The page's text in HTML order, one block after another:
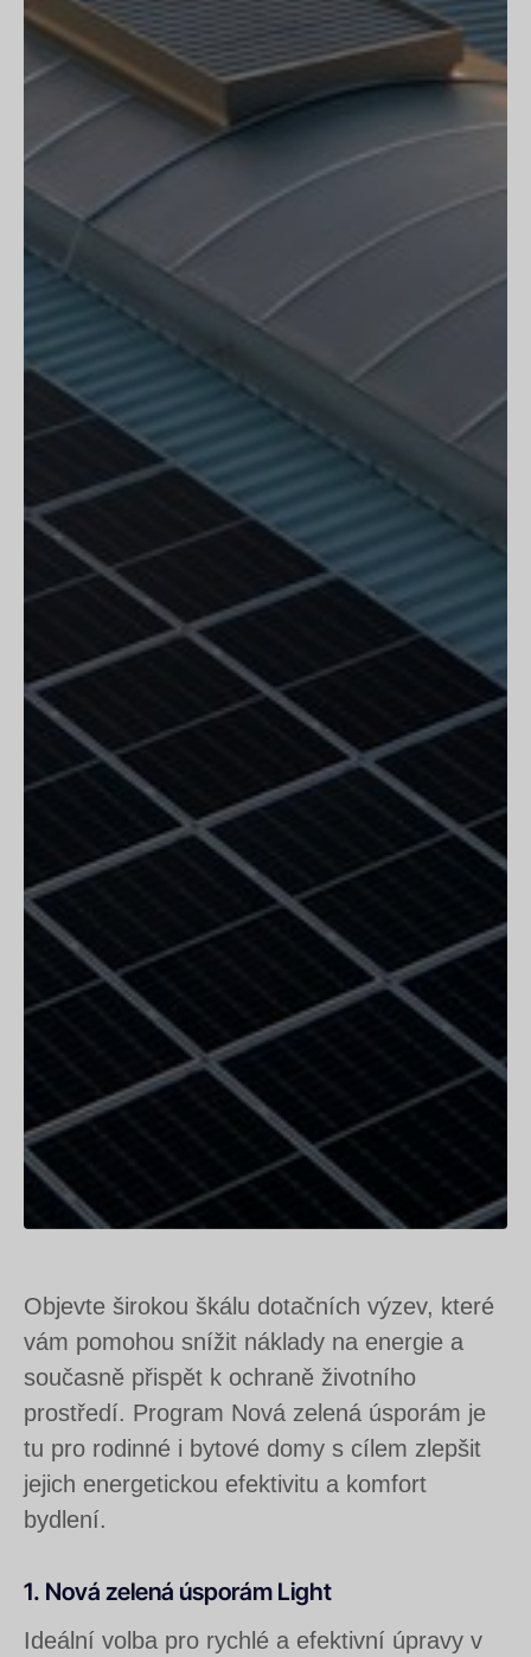
Objevte širokou škálu dotačních výzev, které
vám pomohou snížit náklady na energie a
současně přispět k ochraně životního
prostředí. Program Nová zelená úsporám je
tu pro rodinné i bytové domy s cílem zlepšit
jejich energetickou efektivitu a komfort
bydlení.
1. Nová zelená úsporám Light
Ideální volba pro rychlé a efektivní úpravy v